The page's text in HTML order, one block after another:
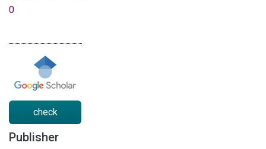
0
check
Publisher